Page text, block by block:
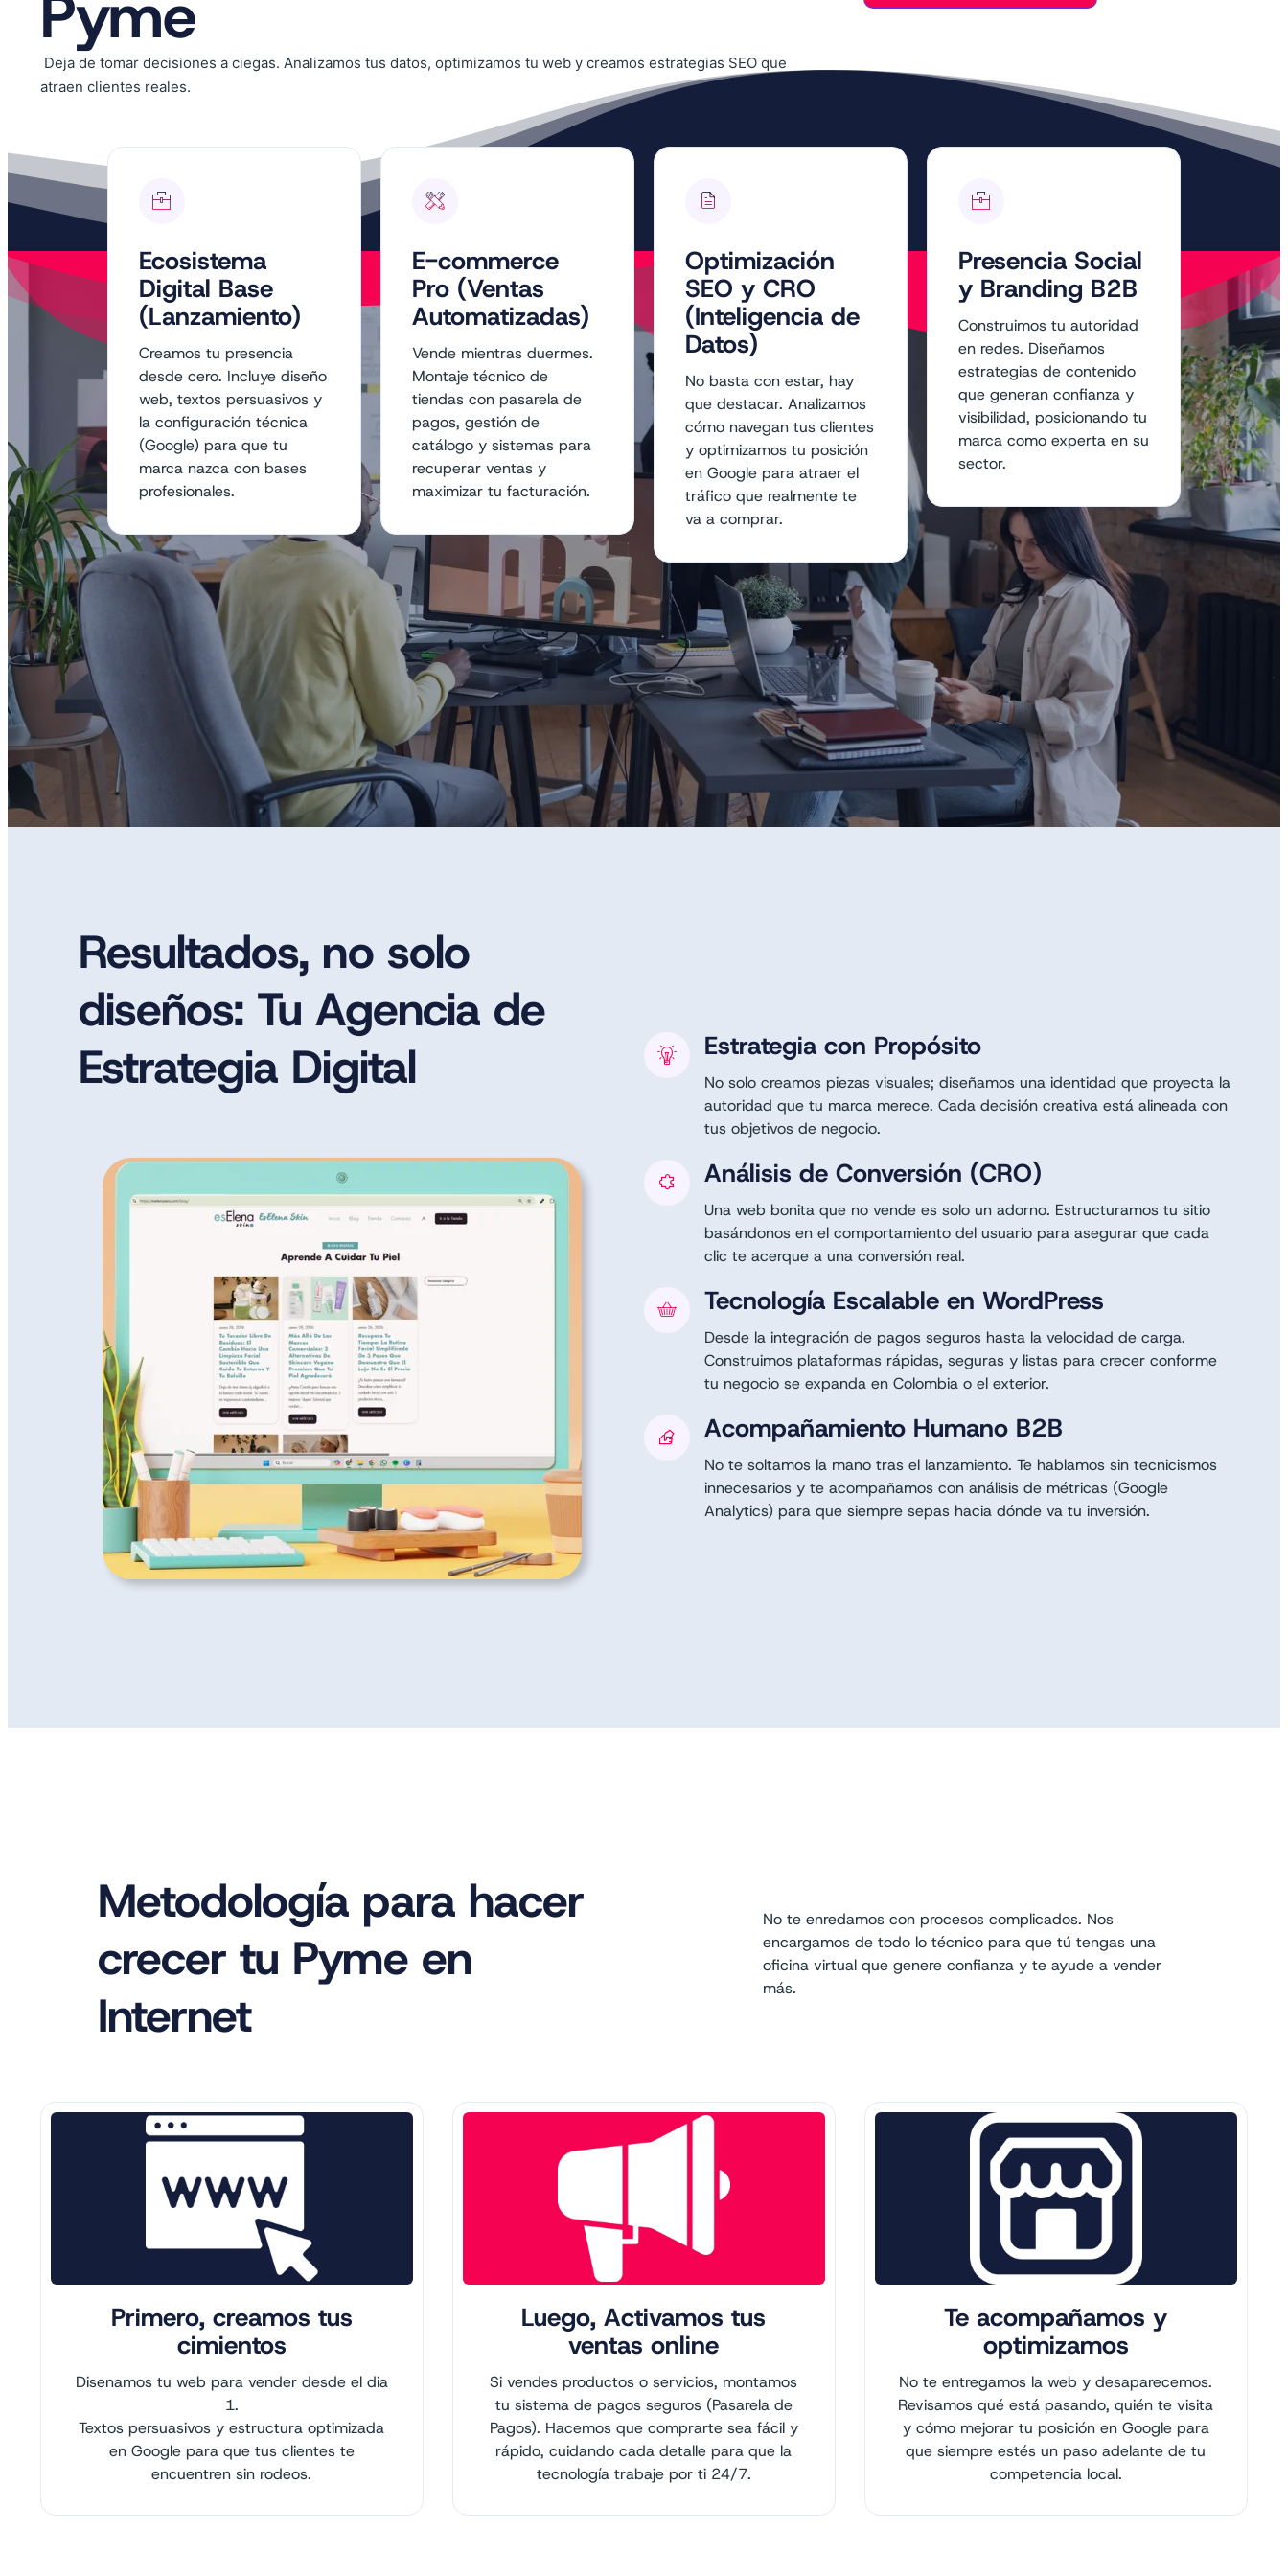
Deja de tomar decisiones a ciegas. Analizamos tus datos, optimizamos tu web y creamos estrategias SEO que
atraen clientes reales.
Ecosistema
Digital Base
(Lanzamiento)
Creamos tu presencia
desde cero. Incluye diseño
web, textos persuasivos y
la configuración técnica
(Google) para que tu
marca nazca con bases
profesionales.
E-commerce
Pro (Ventas
Automatizadas)
Vende mientras duermes.
Montaje técnico de
tiendas con pasarela de
pagos, gestión de
catálogo y sistemas para
recuperar ventas y
maximizar tu facturación.
Optimización
SEO y CRO
(Inteligencia de
Datos)
No basta con estar, hay
que destacar. Analizamos
cómo navegan tus clientes
y optimizamos tu posición
en Google para atraer el
tráfico que realmente te
va a comprar.
Presencia Social
y Branding B2B
Construimos tu autoridad
en redes. Diseñamos
estrategias de contenido
que generan confianza y
visibilidad, posicionando tu
marca como experta en su
sector.
Resultados, no solo
diseños: Tu Agencia de
Estrategia Digital
Estrategia con Propósito
No solo creamos piezas visuales; diseñamos una identidad que proyecta la
autoridad que tu marca merece. Cada decisión creativa está alineada con
tus objetivos de negocio.
Análisis de Conversión (CRO)
Una web bonita que no vende es solo un adorno. Estructuramos tu sitio
basándonos en el comportamiento del usuario para asegurar que cada
clic te acerque a una conversión real.
Tecnología Escalable en WordPress
Desde la integración de pagos seguros hasta la velocidad de carga.
Construimos plataformas rápidas, seguras y listas para crecer conforme
tu negocio se expanda en Colombia o el exterior.
Acompañamiento Humano B2B
No te soltamos la mano tras el lanzamiento. Te hablamos sin tecnicismos
innecesarios y te acompañamos con análisis de métricas (Google
Analytics) para que siempre sepas hacia dónde va tu inversión.
Metodología para hacer
crecer tu Pyme en
Internet
No te enredamos con procesos complicados. Nos
encargamos de todo lo técnico para que tú tengas una
oficina virtual que genere confianza y te ayude a vender
más.
Primero, creamos tus
cimientos
Disenamos tu web para vender desde el dia
1.
Textos persuasivos y estructura optimizada
en Google para que tus clientes te
encuentren sin rodeos.
Luego, Activamos tus
ventas online
Si vendes productos o servicios, montamos
tu sistema de pagos seguros (Pasarela de
Pagos). Hacemos que comprarte sea fácil y
rápido, cuidando cada detalle para que la
tecnología trabaje por ti 24/7.
Te acompañamos y
optimizamos
No te entregamos la web y desaparecemos.
Revisamos qué está pasando, quién te visita
y cómo mejorar tu posición en Google para
que siempre estés un paso adelante de tu
competencia local.